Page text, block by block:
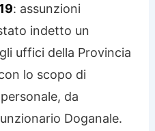
: assunzioni
indetto un
uffici della Provincia
lo scopo di
da
Doganale.